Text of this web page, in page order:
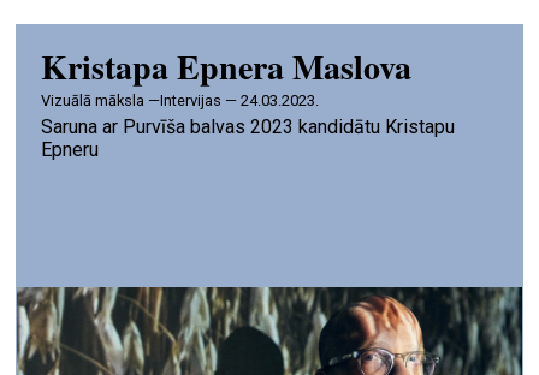
Kristapa Epnera Maslova
vizuālā māksla —Intervijas — 24.03.2023.
Saruna ar Purvīša balvas 2023 kandidātu Kristapu
Epneru